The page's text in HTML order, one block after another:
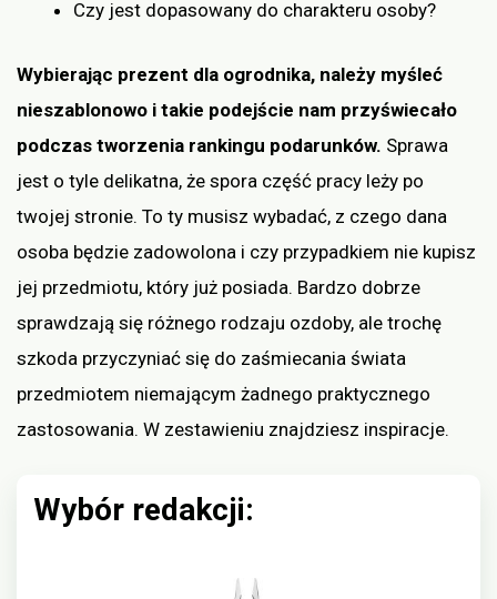
Czy jest dopasowany do charakteru osoby?
Wybierając prezent dla ogrodnika, należy myśleć
nieszablonowo i takie podejście nam przyświecało
podczas tworzenia rankingu podarunków. Sprawa
jest o tyle delikatna, że spora część pracy leży po
twojej stronie. To ty musisz wybadać, z czego dana
osoba będzie zadowolona i czy przypadkiem nie kupisz
jej przedmiotu, który już posiada. Bardzo dobrze
sprawdzają się różnego rodzaju ozdoby, ale trochę
szkoda przyczyniać się do zaśmiecania świata
przedmiotem niemającym żadnego praktycznego
zastosowania. W zestawieniu znajdziesz inspiracje.
Wybór redakcji: